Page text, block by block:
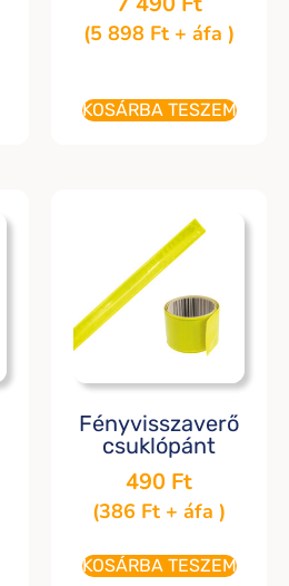
(5 898 Ft + áfa )
KOSÁRBA TESZEM
Fényvisszaverő
csuklópánt
490 Ft
(386 Ft + áfa )
KOSÁRBA TESZEM